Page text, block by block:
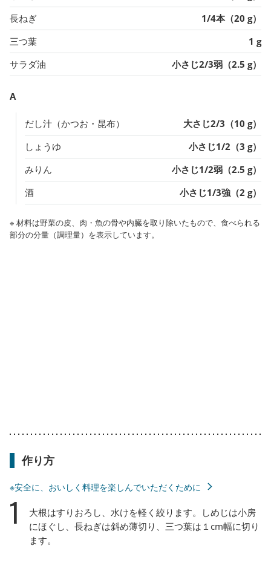
長ねぎ
1/4本（20 g）
三つ葉
1 g
サラダ油
小さじ2/3弱（2.5 g）
A
だし汁（かつお・昆布）
大さじ2/3（10 g）
しょうゆ
小さじ1/2（3 g）
みりん
小さじ1/2弱（2.5 g）
酒
小さじ1/3強（2 g）
※ 材料は野菜の皮、肉・魚の骨や内臓を取り除いたもので、食べられる
部分の分量（調理量）を表示しています。
作り方
※安全に、おいしく料理を楽しんでいただくために
1
大根はすりおろし、水けを軽く絞ります。しめじは小房
にほぐし、長ねぎは斜め薄切り、三つ葉は１cm幅に切り
ます。